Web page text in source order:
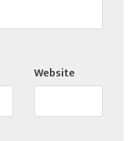
Website